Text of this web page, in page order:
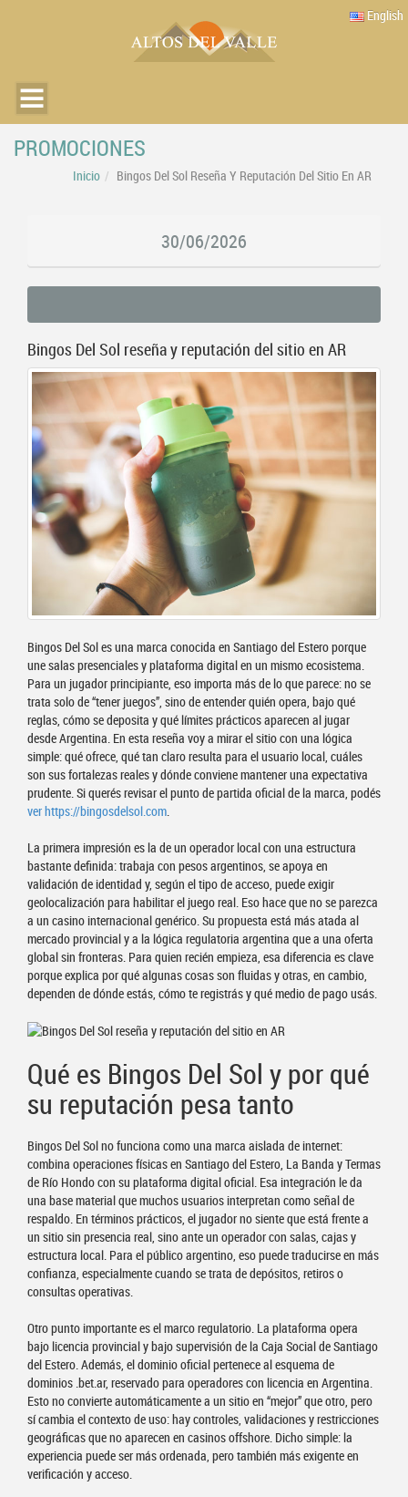
English
PROMOCIONES
Inicio Bingos Del Sol Reseña Y Reputación Del Sitio En AR
30/06/2026
Bingos Del Sol reseña y reputación del sitio en AR
Bingos Del Sol es una marca conocida en Santiago del Estero porque
une salas presenciales y plataforma digital en un mismo ecosistema.
Para un jugador principiante, eso importa más de lo que parece: no se
trata solo de “tener juegos”, sino de entender quién opera, bajo qué
reglas, cómo se deposita y qué límites prácticos aparecen al jugar
desde Argentina. En esta reseña voy a mirar el sitio con una lógica
simple: qué ofrece, qué tan claro resulta para el usuario local, cuáles
son sus fortalezas reales y dónde conviene mantener una expectativa
prudente. Si querés revisar el punto de partida oficial de la marca, podés
ver https://bingosdelsol.com.
La primera impresión es la de un operador local con una estructura
bastante definida: trabaja con pesos argentinos, se apoya en
validación de identidad y, según el tipo de acceso, puede exigir
geolocalización para habilitar el juego real. Eso hace que no se parezca
a un casino internacional genérico. Su propuesta está más atada al
mercado provincial y a la lógica regulatoria argentina que a una oferta
global sin fronteras. Para quien recién empieza, esa diferencia es clave
porque explica por qué algunas cosas son fluidas y otras, en cambio,
dependen de dónde estás, cómo te registrás y qué medio de pago usás.
Qué es Bingos Del Sol y por qué
su reputación pesa tanto
Bingos Del Sol no funciona como una marca aislada de internet:
combina operaciones físicas en Santiago del Estero, La Banda y Termas
de Río Hondo con su plataforma digital oficial. Esa integración le da
una base material que muchos usuarios interpretan como señal de
respaldo. En términos prácticos, el jugador no siente que está frente a
un sitio sin presencia real, sino ante un operador con salas, cajas y
estructura local. Para el público argentino, eso puede traducirse en más
confianza, especialmente cuando se trata de depósitos, retiros o
consultas operativas.
Otro punto importante es el marco regulatorio. La plataforma opera
bajo licencia provincial y bajo supervisión de la Caja Social de Santiago
del Estero. Además, el dominio oficial pertenece al esquema de
dominios .bet.ar, reservado para operadores con licencia en Argentina.
Esto no convierte automáticamente a un sitio en “mejor” que otro, pero
sí cambia el contexto de uso: hay controles, validaciones y restricciones
geográficas que no aparecen en casinos offshore. Dicho simple: la
experiencia puede ser más ordenada, pero también más exigente en
verificación y acceso.